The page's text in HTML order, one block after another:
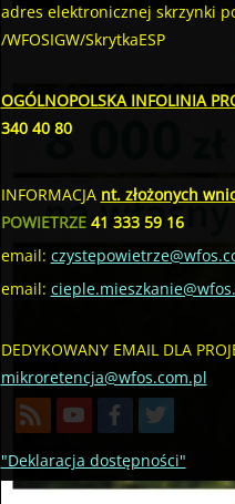
adres elektronicznej skrzynki
/WFOSIGW/SkrytkaESP
OGÓLNOPOLSKA INFOLINIA
340 40 80
INFORMACJA nt. złożonych
POWIETRZE41 333 59 16
email:
email:
DEDYKOWANY EMAIL DLA
mikroretencja@wfos.com.pl
"Deklaracja dostępności"
Utworzono